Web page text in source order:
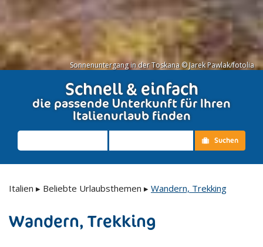
Sonnenuntergang in der Toskana © Jarek Pawlak/fotolia
Schnell & einfach
die passende Unterkunft für Ihren
Italienurlaub finden
Suchen
Italien ▸ Beliebte Urlaubsthemen ▸ Wandern, Trekking
Wandern, Trekking